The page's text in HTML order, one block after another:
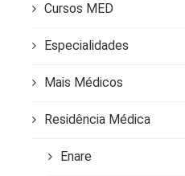
Cursos MED
Especialidades
Mais Médicos
Residência Médica
Enare